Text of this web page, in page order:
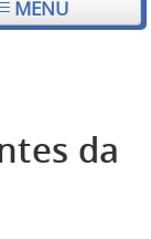
MENU
da